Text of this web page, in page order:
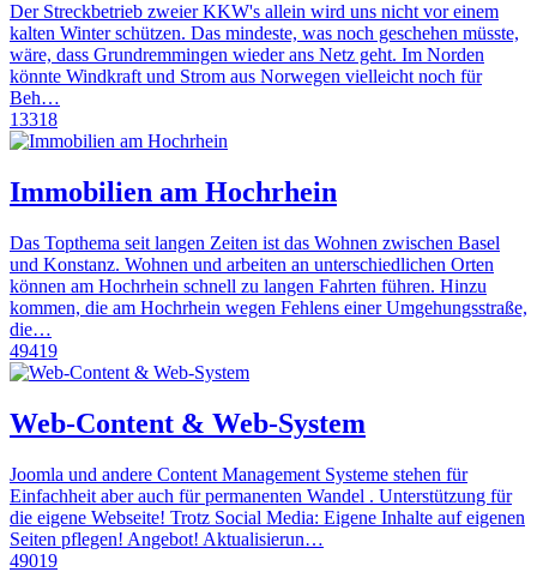
Der Streckbetrieb zweier KKW's allein wird uns nicht vor einem
kalten Winter schützen. Das mindeste, was noch geschehen müsste,
wäre, dass Grundremmingen wieder ans Netz geht. Im Norden
könnte Windkraft und Strom aus Norwegen vielleicht noch für
Beh…
13318
Immobilien am Hochrhein
Das Topthema seit langen Zeiten ist das Wohnen zwischen Basel
und Konstanz. Wohnen und arbeiten an unterschiedlichen Orten
können am Hochrhein schnell zu langen Fahrten führen. Hinzu
kommen, die am Hochrhein wegen Fehlens einer Umgehungsstraße,
die…
49419
Web-Content & Web-System
Joomla und andere Content Management Systeme stehen für
Einfachheit aber auch für permanenten Wandel . Unterstützung für
die eigene Webseite! Trotz Social Media: Eigene Inhalte auf eigenen
Seiten pflegen! Angebot! Aktualisierun…
49019